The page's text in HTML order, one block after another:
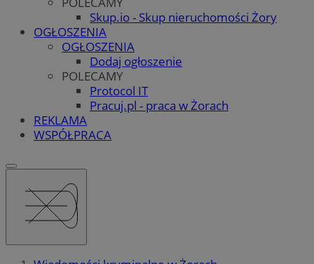
Skup.io - Skup nieruchomości Żory
OGŁOSZENIA
OGŁOSZENIA
Dodaj ogłoszenie
POLECAMY
Protocol IT
Pracuj.pl - praca w Żorach
REKLAMA
WSPÓŁPRACA